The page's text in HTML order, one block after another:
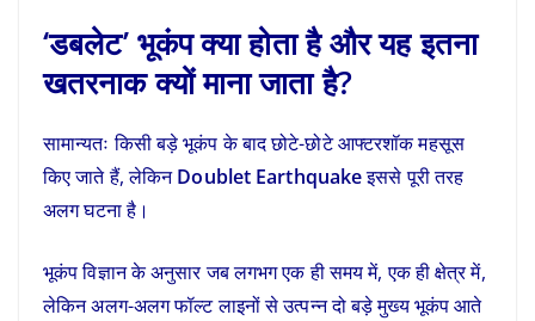
‘डबलेट’ भूकंप क्या होता है और यह इतना
खतरनाक क्यों माना जाता है?
सामान्यतः किसी बड़े भूकंप के बाद छोटे-छोटे आफ्टरशॉक महसूस
किए जाते हैं, लेकिनDoublet Earthquakeइससे पूरी तरह
अलग घटना है।
भूकंप विज्ञान के अनुसार जब लगभग एक ही समय में, एक ही क्षेत्र में,
लेकिन अलग-अलग फॉल्ट लाइनों से उत्पन्न दो बड़े मुख्य भूकंप आते